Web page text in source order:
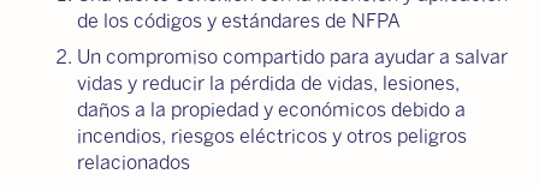
de los códigos y estándares de NFPA
Un compromiso compartido para ayudar a salvar
vidas y reducir la pérdida de vidas, lesiones,
daños a la propiedad y económicos debido a
incendios, riesgos eléctricos y otros peligros
relacionados